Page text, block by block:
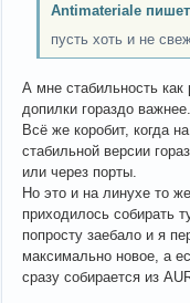
Antimateriale
пусть хоть и не
А мне стабильность
допилки гораздо важнее.
Всё же коробит, когда
стабильной версии
или через порты.
Но это и на линухе то
приходилось собирать
попросту заебало и я
максимально новое, а
сразу собирается из